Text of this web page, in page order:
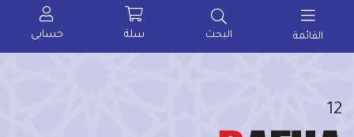
القائمة البحث سلة حسابى
12